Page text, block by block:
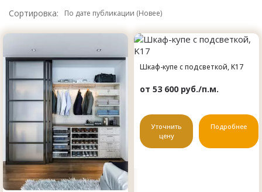
Сортировка:
Шкаф-купе с подсветкой, K17
от 53 600 руб./п.м.
Уточнить
цену
Подробнее